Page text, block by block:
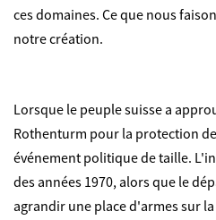
ces domaines. Ce que nous
notre création.
Lorsque le peuple suisse a
Rothenturm pour la protection
événement politique de taille.
des années 1970, alors que le
agrandir une place d'armes sur